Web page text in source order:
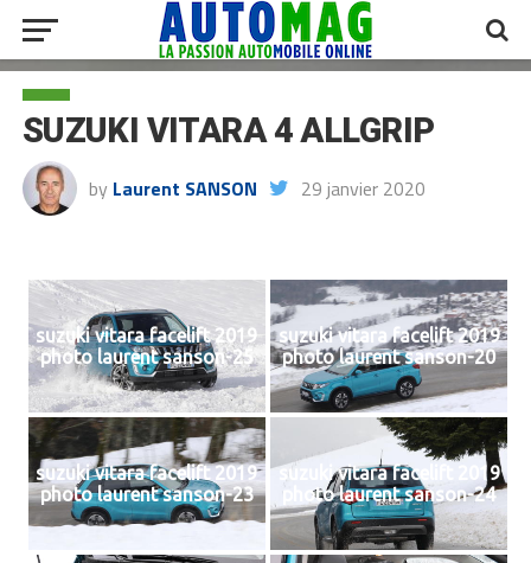
SUZUKI VITARA 4 ALLGRIP
by Laurent SANSON 29 janvier 2020
suzuki vitara facelift 2019
photo laurent sanson-25
suzuki vitara facelift 2019
photo laurent sanson-20
suzuki vitara facelift 2019
photo laurent sanson-23
suzuki vitara facelift 2019
photo laurent sanson-24